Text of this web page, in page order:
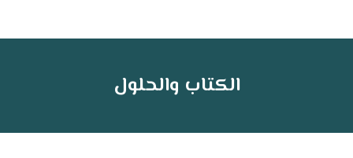
الكتاب والحلول